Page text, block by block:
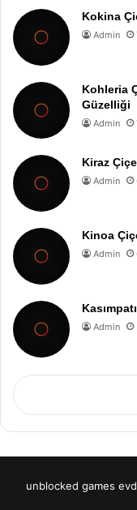
Kokina
Admin
Kohleria
Güzelliği
Admin
Kiraz
Admin
Kinoa
Admin
Admin
unblocked games